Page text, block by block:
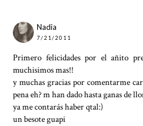
Nadia
7/21/2011
Primero felicidades por el añito
muchisimos mas!!
y muchas gracias por comentarme
pena eh? m han dado hasta ganas de
ya me contarás haber qtal:)
un besote guapi